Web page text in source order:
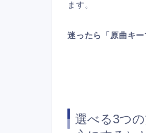
ます。
迷ったら「原曲キ
選べる3つ